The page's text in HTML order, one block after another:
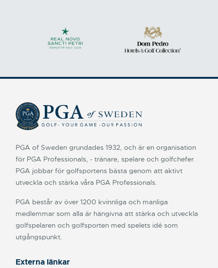
PGA of Sweden grundades 1932, och är en organisation
för PGA Professionals, - tränare, spelare och golfchefer.
PGA jobbar för golfsportens bästa genom att aktivt
utveckla och stärka våra PGA Professionals.
PGA består av över 1200 kvinnliga och manliga
medlemmar som alla är hängivna att stärka och utveckla
golfspelaren och golfsporten med spelets idé som
utgångspunkt.
Externa länkar